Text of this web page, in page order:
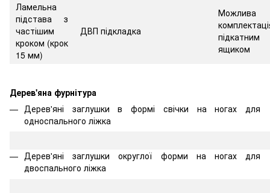
Ламельна
підстава з
частішим
кроком (крок
15 мм)
ДВП підкладка
Можлива
підкатним
ящиком
Дерев'яна фурнітура
Дерев'яні заглушки в формі свічки на ногах для
односпального ліжка
Дерев'яні заглушки округлої форми на ногах для
двоспального ліжка